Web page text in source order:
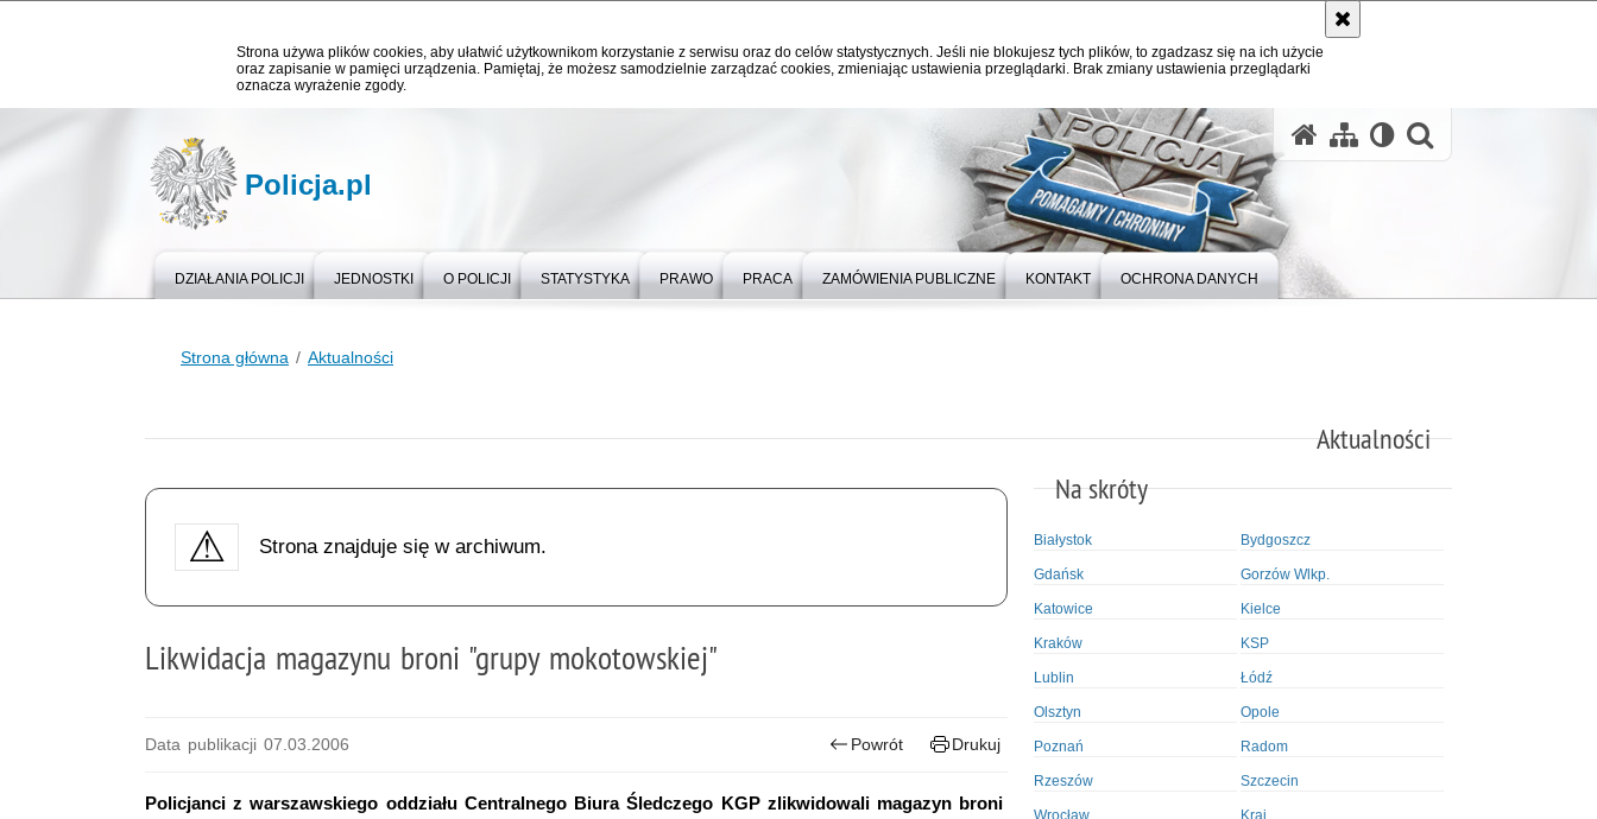
Strona używa plików cookies, aby ułatwić użytkownikom korzystanie z serwisu oraz do celów statystycznych. Jeśli nie blokujesz tych plików, to zgadzasz się na ich użycie
oraz zapisanie w pamięci urządzenia. Pamiętaj, że możesz samodzielnie zarządzać cookies, zmieniając ustawienia przeglądarki. Brak zmiany ustawienia przeglądarki
oznacza wyrażenie zgody.
Policja.pl
DZIAŁANIA POLICJI JEDNOSTKI O POLICJI STATYSTYKA PRAWO PRACA ZAMÓWIENIA PUBLICZNE KONTAKT OCHRONA DANYCH
Strona główna Aktualności
Aktualności
Strona znajduje się w archiwum.
Likwidacja magazynu broni "grupy mokotowskiej"
Data publikacji 07.03.2006 Powrót Drukuj
Policjanci z warszawskiego oddziału Centralnego Biura Śledczego KGP zlikwidowali magazyn broni
Na skróty
Białystok Bydgoszcz
Gdańsk Gorzów Wlkp.
Katowice Kielce
Kraków KSP
Lublin Łódź
Olsztyn Opole
Poznań Radom
Rzeszów Szczecin
Wrocław Kraj